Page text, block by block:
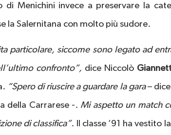
di Menichini invece a preservare la
la Salernitana con molto più sudore.
particolare, siccome sono legato ad
confronto”, dice Niccolò
“Spero di riuscire a guardare la gara–
della Carrarese -. Mi aspetto un match
di classifica”. Il classe ’91 ha vestito